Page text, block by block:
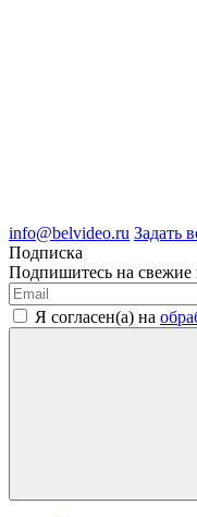
info@belvideo.ru Задать
Подписка
Подпишитесь на
Я согласен(а) на